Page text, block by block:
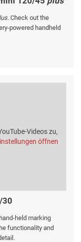
. Check out the
powered handheld
Videos zu,
öffnen
30
held marking
functionality and